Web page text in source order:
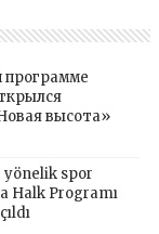
программе
высота»
yönelik spor
Halk Programı